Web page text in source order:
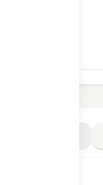
دیدگاه کاربران